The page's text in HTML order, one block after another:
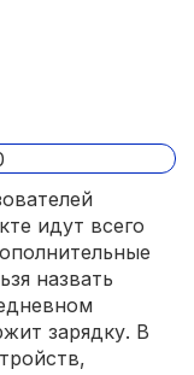
идут всего
назвать
зарядку. В